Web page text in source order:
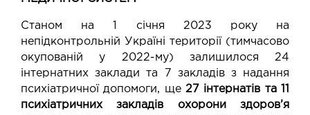
Станом на 1 січня 2023 року на
непідконтрольній Україні території (тимчасово
окупованій у 2022-му) залишилося 24
інтернатних заклади та 7 закладів з надання
психіатричної допомоги, ще27 інтернатів та 11
психіатричних закладів охорони здоров’я